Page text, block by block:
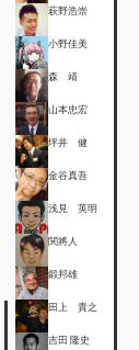
萩野浩崇
小野佳美
森 靖
山本忠宏
坪井 健
金谷真吾
浅見 英明
関將人
鍛邦雄
田上 貴之
吉田 隆史